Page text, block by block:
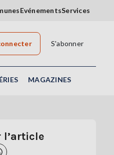
EvénementsServices
S'abonner
MAGAZINES
l’article